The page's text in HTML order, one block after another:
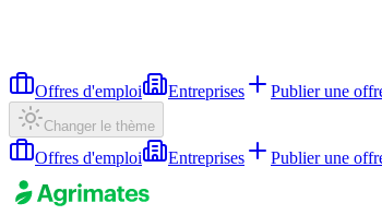
Offres d'emploi Entreprises Publier une
Changer le thème
Offres d'emploi Entreprises Publier une